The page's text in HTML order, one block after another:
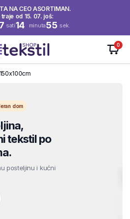
NA CEO ASORTIMAN.
od 15. 07. još:
sati14 minuta55 sek.
0
150x100cm
dom
tekstil po
posteljinu i kućni